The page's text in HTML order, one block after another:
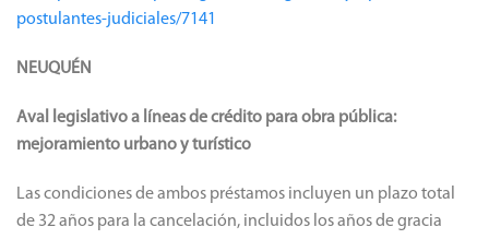
postulantes-judiciales/7141
NEUQUÉN
Aval legislativo a líneas de crédito para obra pública:
mejoramiento urbano y turístico
Las condiciones de ambos préstamos incluyen un plazo total
de 32 años para la cancelación, incluidos los años de gracia